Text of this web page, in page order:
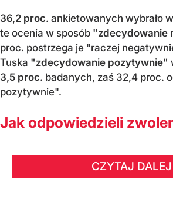
36,2 proc. ankietowanych wybrało
te ocenia w sposób "zdecydowanie
proc. postrzega je "raczej
Tuska "zdecydowanie pozytywnie"
3,5 proc. badanych, zaś 32,4 proc.
pozytywnie".
Jak odpowiedzieli
CZYTAJ DALEJ